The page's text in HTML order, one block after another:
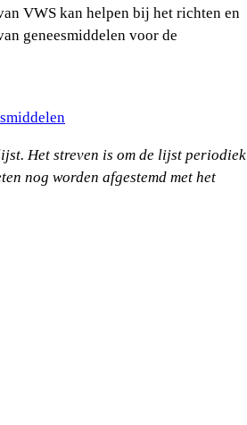
VWS kan helpen bij het richten en
geneesmiddelen voor de
Het streven is om de lijst periodiek
nog worden afgestemd met het